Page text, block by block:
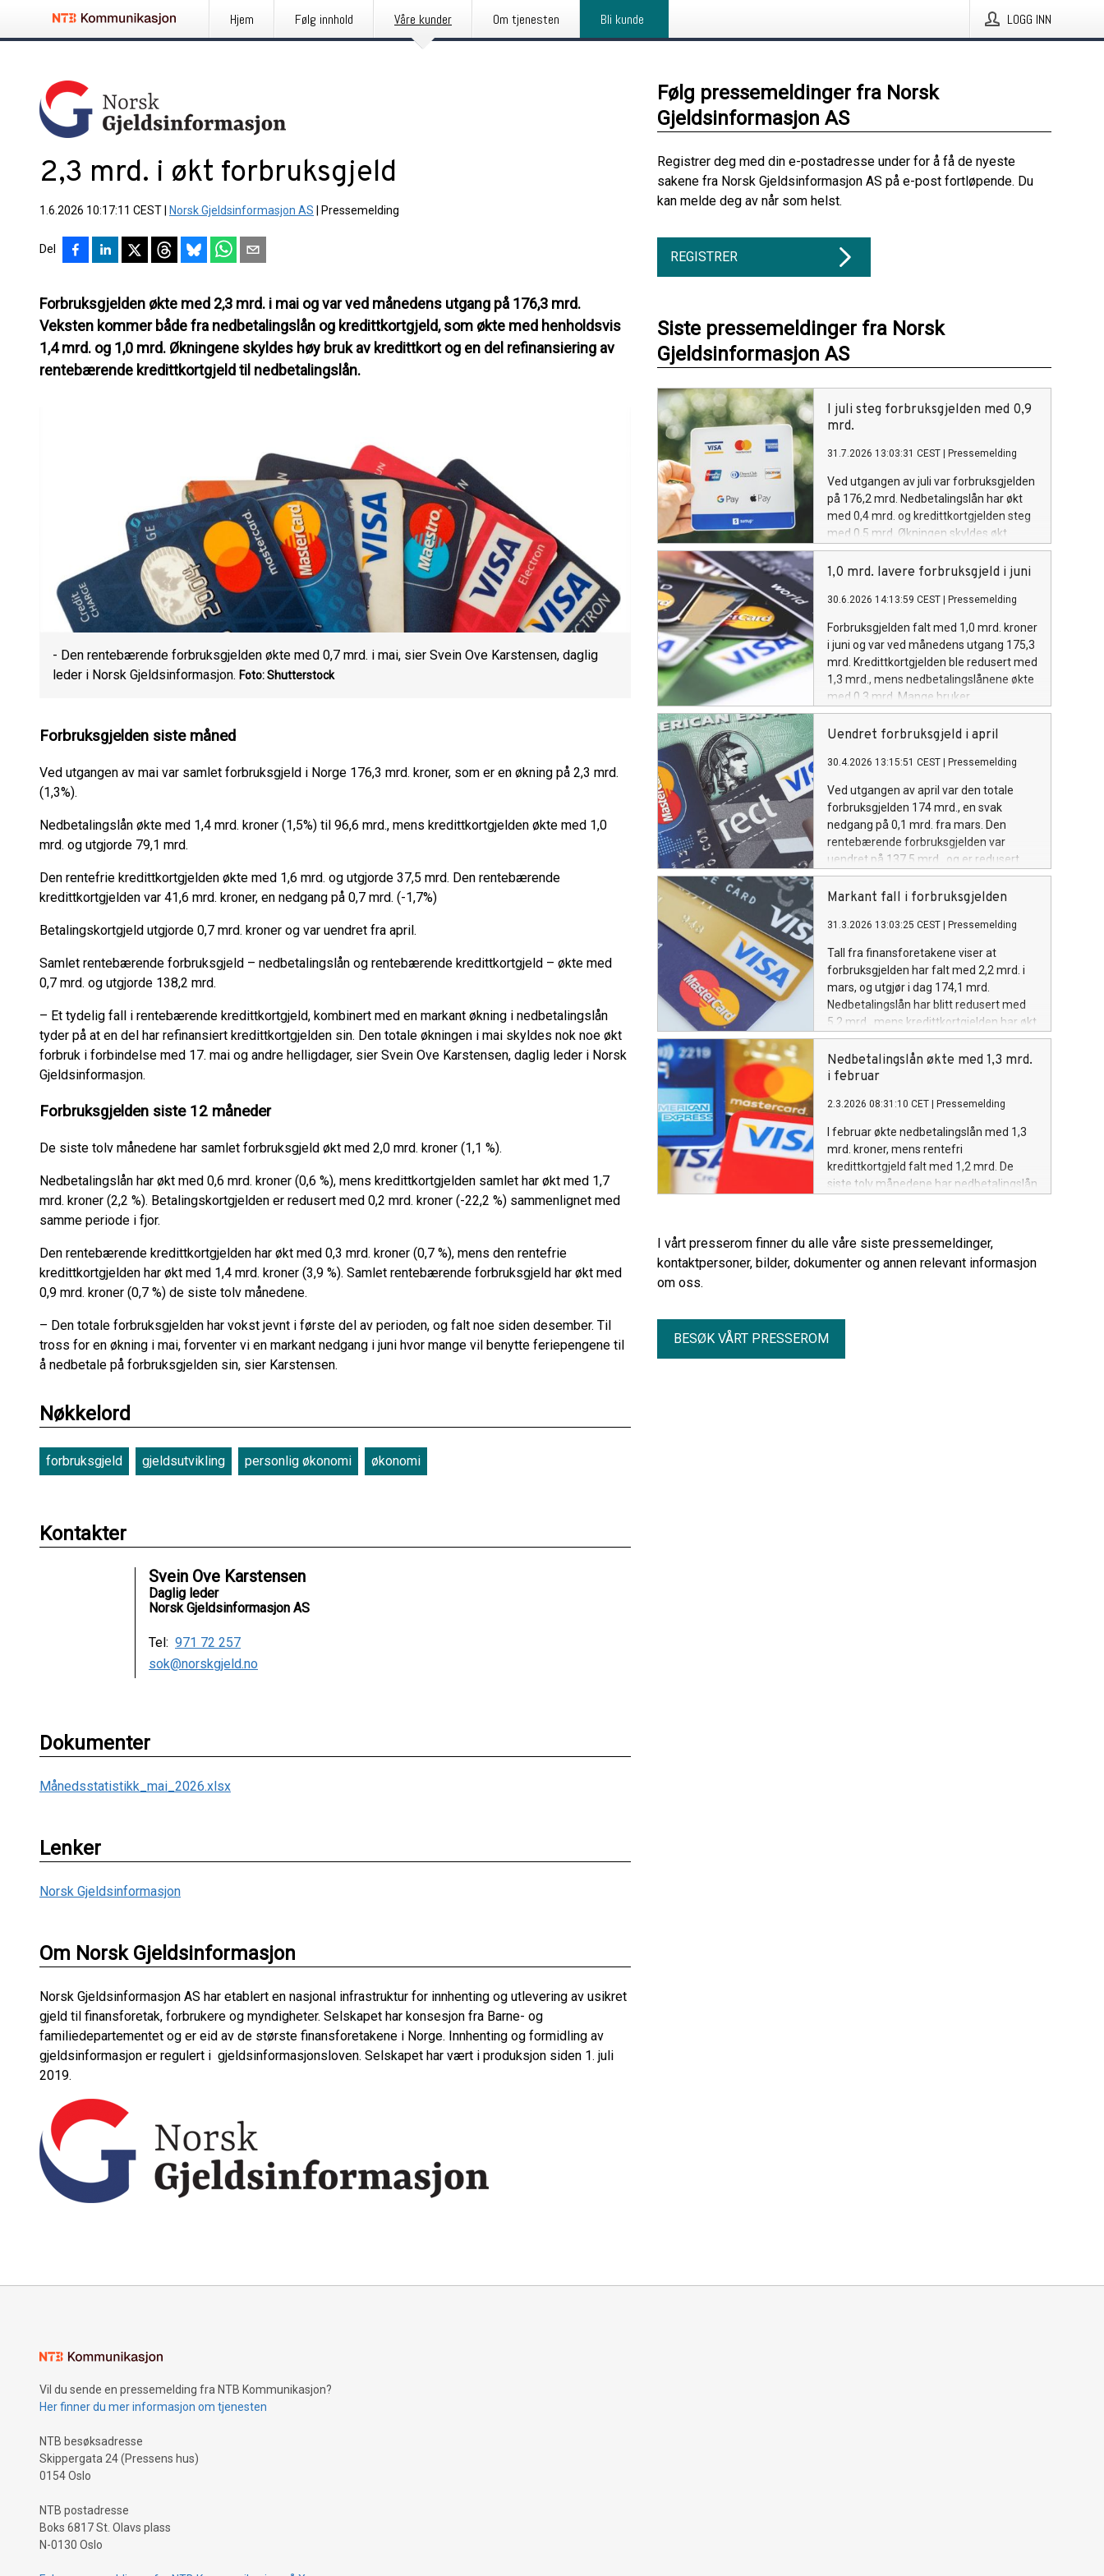
Hjem Følg innhold Våre kunder Om tjenesten Bli kunde LOGG INN
2,3 mrd. i økt forbruksgjeld
1.6.2026 10:17:11 CEST Norsk Gjeldsinformasjon AS Pressemelding
Del
Forbruksgjelden økte med 2,3 mrd. i mai og var ved månedens utgang på 176,3 mrd.
Veksten kommer både fra nedbetalingslån og kredittkortgjeld, som økte med henholdsvis
1,4 mrd. og 1,0 mrd. Økningene skyldes høy bruk av kredittkort og en del refinansiering av
rentebærende kredittkortgjeld til nedbetalingslån.
- Den rentebærende forbruksgjelden økte med 0,7 mrd. i mai, sier Svein Ove Karstensen, daglig
leder i Norsk Gjeldsinformasjon. Foto: Shutterstock
Forbruksgjelden siste måned
Ved utgangen av mai var samlet forbruksgjeld i Norge 176,3 mrd. kroner, som er en økning på 2,3 mrd.
(1,3%).
Nedbetalingslån økte med 1,4 mrd. kroner (1,5%) til 96,6 mrd., mens kredittkortgjelden økte med 1,0
mrd. og utgjorde 79,1 mrd.
Den rentefrie kredittkortgjelden økte med 1,6 mrd. og utgjorde 37,5 mrd. Den rentebærende
kredittkortgjelden var 41,6 mrd. kroner, en nedgang på 0,7 mrd. (-1,7%)
Betalingskortgjeld utgjorde 0,7 mrd. kroner og var uendret fra april.
Samlet rentebærende forbruksgjeld – nedbetalingslån og rentebærende kredittkortgjeld – økte med
0,7 mrd. og utgjorde 138,2 mrd.
– Et tydelig fall i rentebærende kredittkortgjeld, kombinert med en markant økning i nedbetalingslån
tyder på at en del har refinansiert kredittkortgjelden sin. Den totale økningen i mai skyldes nok noe økt
forbruk i forbindelse med 17. mai og andre helligdager, sier Svein Ove Karstensen, daglig leder i Norsk
Gjeldsinformasjon.
Forbruksgjelden siste 12 måneder
De siste tolv månedene har samlet forbruksgjeld økt med 2,0 mrd. kroner (1,1 %).
Nedbetalingslån har økt med 0,6 mrd. kroner (0,6 %), mens kredittkortgjelden samlet har økt med 1,7
mrd. kroner (2,2 %). Betalingskortgjelden er redusert med 0,2 mrd. kroner (-22,2 %) sammenlignet med
samme periode i fjor.
Den rentebærende kredittkortgjelden har økt med 0,3 mrd. kroner (0,7 %), mens den rentefrie
kredittkortgjelden har økt med 1,4 mrd. kroner (3,9 %). Samlet rentebærende forbruksgjeld har økt med
0,9 mrd. kroner (0,7 %) de siste tolv månedene.
– Den totale forbruksgjelden har vokst jevnt i første del av perioden, og falt noe siden desember. Til
tross for en økning i mai, forventer vi en markant nedgang i juni hvor mange vil benytte feriepengene til
å nedbetale på forbruksgjelden sin, sier Karstensen.
Nøkkelord
forbruksgjeld gjeldsutvikling personlig økonomi økonomi
Kontakter
Svein Ove Karstensen
Daglig leder
Norsk Gjeldsinformasjon AS
Tel: 971 72 257
sok@norskgjeld.no
Dokumenter
Månedsstatistikk_mai_2026.xlsx
Lenker
Norsk Gjeldsinformasjon
Om Norsk Gjeldsinformasjon
Norsk Gjeldsinformasjon AS har etablert en nasjonal infrastruktur for innhenting og utlevering av usikret
gjeld til finansforetak, forbrukere og myndigheter. Selskapet har konsesjon fra Barne- og
familiedepartementet og er eid av de største finansforetakene i Norge. Innhenting og formidling av
gjeldsinformasjon er regulert i gjeldsinformasjonsloven. Selskapet har vært i produksjon siden 1. juli
2019.
Følg pressemeldinger fra Norsk
Gjeldsinformasjon AS
Registrer deg med din e-postadresse under for å få de nyeste
sakene fra Norsk Gjeldsinformasjon AS på e-post fortløpende. Du
kan melde deg av når som helst.
REGISTRER
Siste pressemeldinger fra Norsk
Gjeldsinformasjon AS
I juli steg forbruksgjelden med 0,9
mrd.
31.7.2026 13:03:31 CEST Pressemelding
Ved utgangen av juli var forbruksgjelden
på 176,2 mrd. Nedbetalingslån har økt
med 0,4 mrd. og kredittkortgjelden steg
med 0,5 mrd. Økningen skyldes økt
forbruk i feriemåneden juli.
1,0 mrd. lavere forbruksgjeld i juni
30.6.2026 14:13:59 CEST Pressemelding
Forbruksgjelden falt med 1,0 mrd. kroner
i juni og var ved månedens utgang 175,3
mrd. Kredittkortgjelden ble redusert med
1,3 mrd., mens nedbetalingslånene økte
med 0,3 mrd. Mange bruker
feriepengene til å nedbetale
kredittkortgjeld for å ha bedre likviditet i
Uendret forbruksgjeld i april
30.4.2026 13:15:51 CEST Pressemelding
Ved utgangen av april var den totale
forbruksgjelden 174 mrd., en svak
nedgang på 0,1 mrd. fra mars. Den
rentebærende forbruksgjelden var
uendret på 137,5 mrd., og er redusert
med 0,7 mrd. de siste tolv månedene.
Markant fall i forbruksgjelden
31.3.2026 13:03:25 CEST Pressemelding
Tall fra finansforetakene viser at
forbruksgjelden har falt med 2,2 mrd. i
mars, og utgjør i dag 174,1 mrd.
Nedbetalingslån har blitt redusert med
5,2 mrd., mens kredittkortgjelden har økt
med 2,9 mrd. Mye av nedgangen i
nedbetalingslån skyldes endringer i
rapporteringen fra en del finansforetak.
Nedbetalingslån økte med 1,3 mrd.
i februar
2.3.2026 08:31:10 CET Pressemelding
I februar økte nedbetalingslån med 1,3
mrd. kroner, mens rentefri
kredittkortgjeld falt med 1,2 mrd. De
siste tolv månedene har nedbetalingslån
totalt. Forbruksgjelden var 176,3 mrd.
kroner ved utgangen av måneden,
uendret fra januar.
I vårt presserom finner du alle våre siste pressemeldinger,
kontaktpersoner, bilder, dokumenter og annen relevant informasjon
om oss.
BESØK VÅRT PRESSEROM
Vil du sende en pressemelding fra NTB Kommunikasjon?
Her finner du mer informasjon om tjenesten
NTB besøksadresse
Skippergata 24 (Pressens hus)
0154 Oslo
NTB postadresse
Boks 6817 St. Olavs plass
N-0130 Oslo